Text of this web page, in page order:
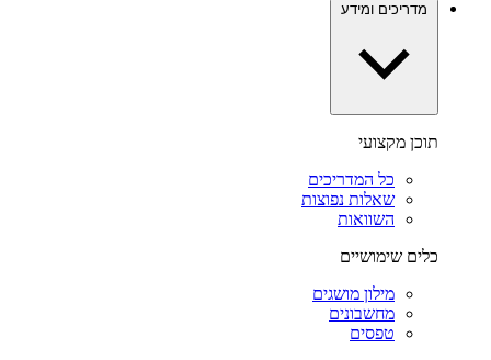
מדריכים ומידע
תוכן מקצועי
כל המדריכים
שאלות נפוצות
השוואות
כלים שימושיים
מילון מושגים
מחשבונים
טפסים